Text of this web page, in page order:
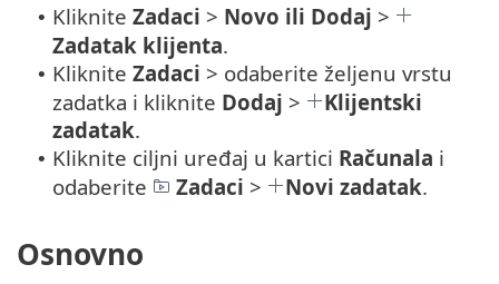
• Kliknite Zadaci > Novo ili Dodaj >
Zadatak klijenta.
• Kliknite Zadaci > odaberite željenu vrstu
zadatka i kliknite Dodaj >
Klijentski
zadatak.
• Kliknite ciljni uređaj u kartici Računala i
odaberite
Zadaci > Novi zadatak.
Osnovno